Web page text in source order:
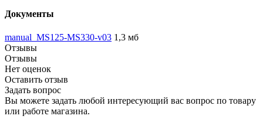
Документы
manual_MS125-MS330-v03 1,3 мб
Отзывы
Отзывы
Нет оценок
Оставить отзыв
Задать вопрос
Вы можете задать любой интересующий вас вопрос по товару
или работе магазина.